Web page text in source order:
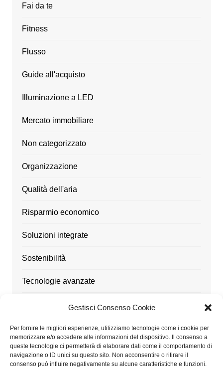
Gestisci Consenso Cookie
Per fornire le migliori esperienze, utilizziamo tecnologie come i cookie per
memorizzare e/o accedere alle informazioni del dispositivo. Il consenso a
queste tecnologie ci permetterà di elaborare dati come il comportamento di
navigazione o ID unici su questo sito. Non acconsentire o ritirare il
consenso può influire negativamente su alcune caratteristiche e funzioni.
Fai da te
Fitness
Flusso
Guide all'acquisto
Illuminazione a LED
Mercato immobiliare
Non categorizzato
Organizzazione
Qualità dell'aria
Risparmio economico
Soluzioni integrate
Sostenibilità
Tecnologie avanzate
Utensili